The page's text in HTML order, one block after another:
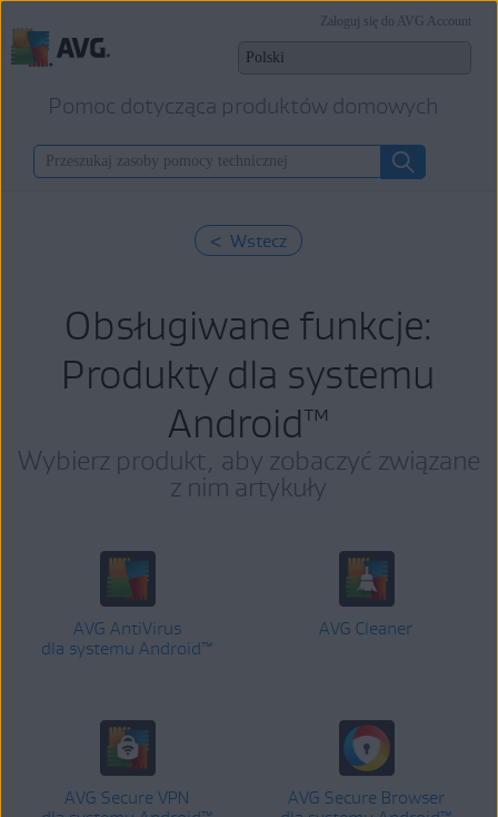
Pomoc dotycząca produktów domowych
Zaloguj się do AVG Account
< Wstecz
Obsługiwane funkcje:
Produkty dla systemu
Android™
Wybierz produkt, aby zobaczyć związane
z nim artykuły
AVG AntiVirus
dla systemu Android™
AVG Cleaner
AVG Secure VPN
AVG Secure Browser